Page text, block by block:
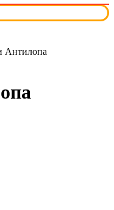
Антилопа